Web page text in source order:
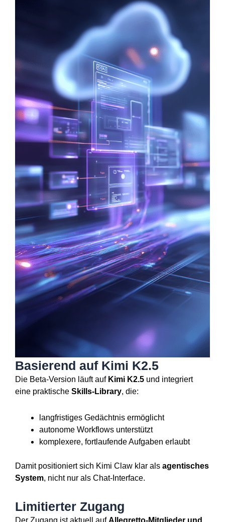
Basierend auf Kimi K2.5
Die Beta-Version läuft auf Kimi K2.5 und integriert
eine praktische Skills-Library, die:
langfristiges Gedächtnis ermöglicht
autonome Workflows unterstützt
komplexere, fortlaufende Aufgaben erlaubt
Damit positioniert sich Kimi Claw klar als agentisches
System, nicht nur als Chat-Interface.
Limitierter Zugang